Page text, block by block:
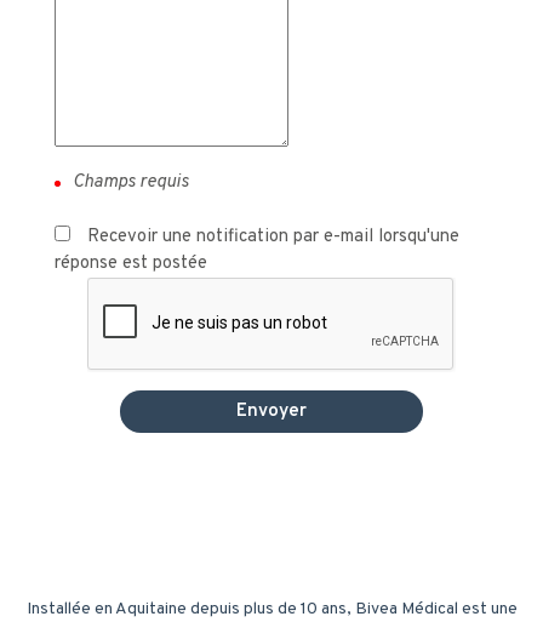
Recevoir une notification par e-mail lorsqu'une
réponse est postée
Installée en Aquitaine depuis plus de 10 ans, Bivea Médical est une